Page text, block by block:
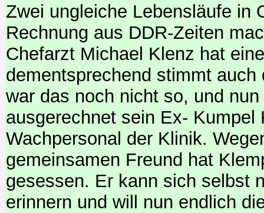
Zwei ungleiche Lebensläufe in
Rechnung aus DDR-Zeiten
Chefarzt Michael Klenz hat
dementsprechend stimmt
war das noch nicht so, und
ausgerechnet sein Ex-
Wachpersonal der Klinik.
gemeinsamen Freund hat
gesessen. Er kann sich selbst
erinnern und will nun endlich